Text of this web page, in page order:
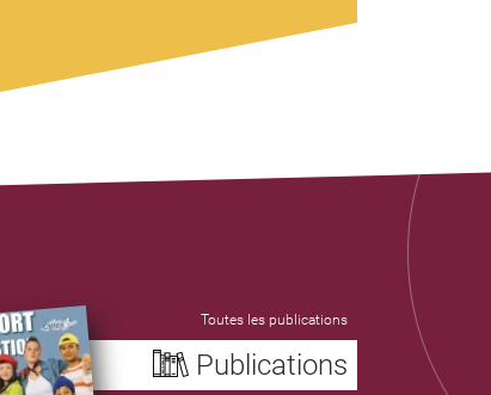
Toutes les publications
Publications